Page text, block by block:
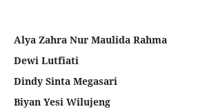
Alya Zahra Nur Maulida Rahma
Dewi Lutfiati
Dindy Sinta Megasari
Biyan Yesi Wilujeng